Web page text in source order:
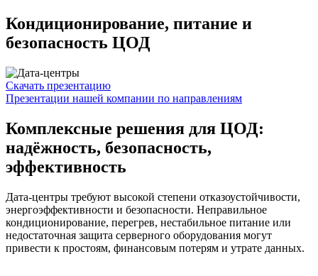
Кондиционирование, питание и
безопасность ЦОД
Скачать презентацию
Презентации нашей компании по направлениям
Комплексные решения для ЦОД:
надёжность, безопасность,
эффективность
Дата-центры требуют высокой степени отказоустойчивости,
энергоэффективности и безопасности. Неправильное
кондиционирование, перегрев, нестабильное питание или
недостаточная защита серверного оборудования могут
привести к простоям, финансовым потерям и утрате данных.